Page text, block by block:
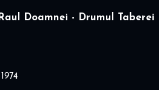
Doamnei - Drumul Taberei
1974